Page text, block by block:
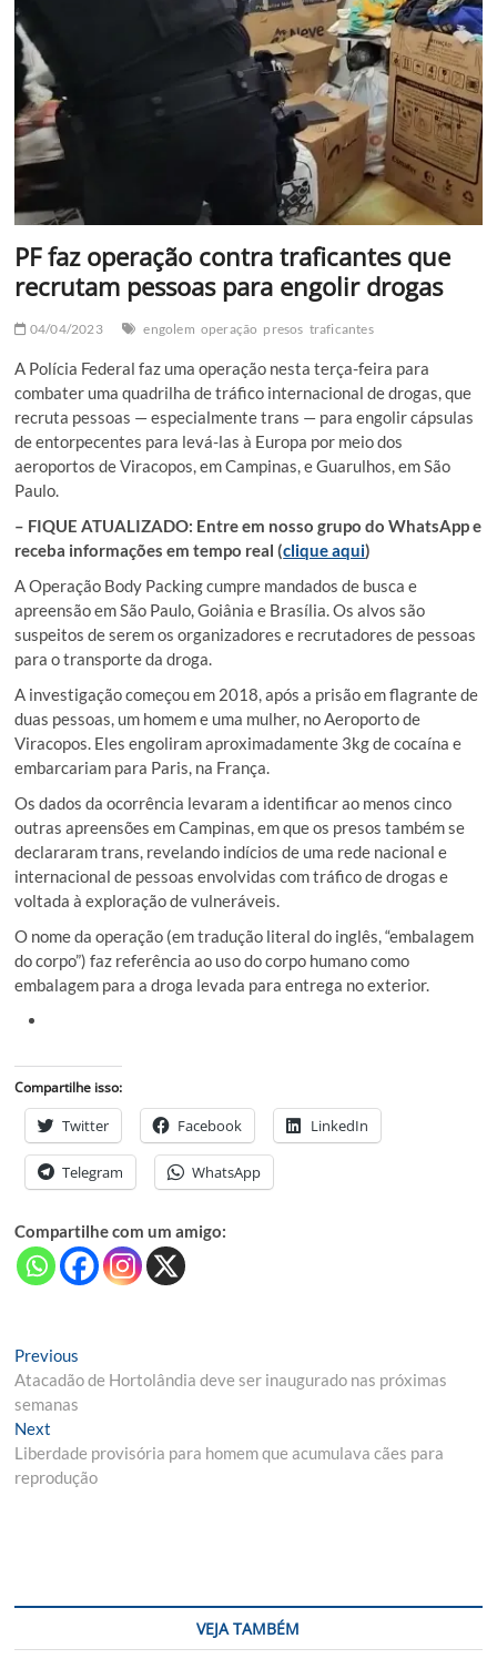
PF faz operação contra traficantes que
recrutam pessoas para engolir drogas
04/04/2023 engolem operação presos traficantes
A Polícia Federal faz uma operação nesta terça-feira para
combater uma quadrilha de tráfico internacional de drogas, que
recruta pessoas — especialmente trans — para engolir cápsulas
de entorpecentes para levá-las à Europa por meio dos
aeroportos de Viracopos, em Campinas, e Guarulhos, em São
Paulo.
– FIQUE ATUALIZADO: Entre em nosso grupo do WhatsApp e
receba informações em tempo real (clique aqui)
A Operação Body Packing cumpre mandados de busca e
apreensão em São Paulo, Goiânia e Brasília. Os alvos são
suspeitos de serem os organizadores e recrutadores de pessoas
para o transporte da droga.
A investigação começou em 2018, após a prisão em flagrante de
duas pessoas, um homem e uma mulher, no Aeroporto de
Viracopos. Eles engoliram aproximadamente 3kg de cocaína e
embarcariam para Paris, na França.
Os dados da ocorrência levaram a identificar ao menos cinco
outras apreensões em Campinas, em que os presos também se
declararam trans, revelando indícios de uma rede nacional e
internacional de pessoas envolvidas com tráfico de drogas e
voltada à exploração de vulneráveis.
O nome da operação (em tradução literal do inglês, “embalagem
do corpo”) faz referência ao uso do corpo humano como
embalagem para a droga levada para entrega no exterior.
Compartilhe isso:
Twitter Facebook LinkedIn
Telegram WhatsApp
Compartilhe com um amigo:
Navegação
de
Post
Previous
post:
Atacadão de Hortolândia deve ser inaugurado nas próximas
semanas
Next
post:
Liberdade provisória para homem que acumulava cães para
reprodução
VEJA TAMBÉM